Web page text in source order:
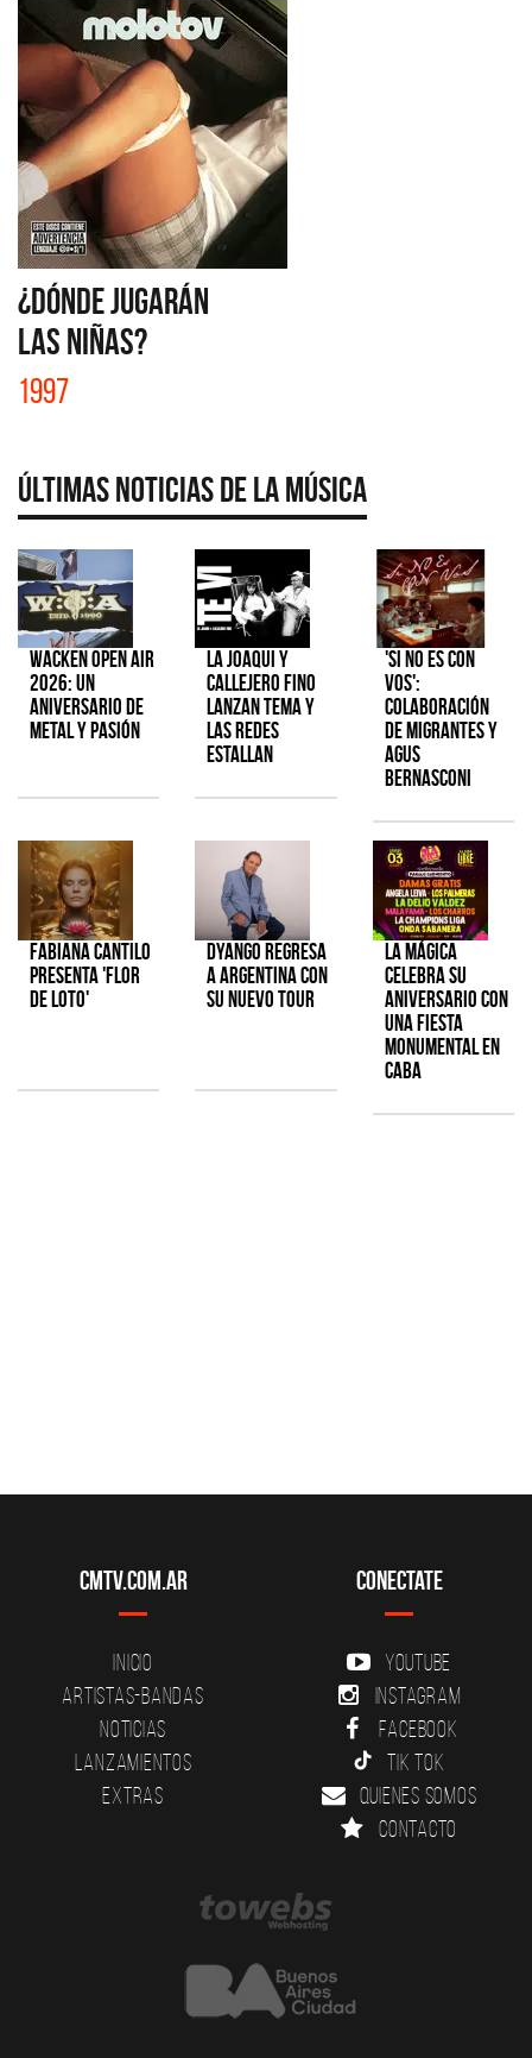
¿DÓNDE JUGARÁN
LAS NIÑAS?
1997
Últimas Noticias de la Música
Wacken Open Air
2026: Un
aniversario de
metal y pasión
La Joaqui y
Callejero Fino
lanzan tema y
las redes
estallan
'Si No Es Con
Vos':
colaboración
de Migrantes y
Agus
Bernasconi
Fabiana Cantilo
presenta 'Flor
de Loto'
Dyango regresa
a Argentina con
su nuevo tour
La Mágica
celebra su
aniversario con
una fiesta
monumental en
CABA
CMTV.com.ar
Inicio
Artistas-Bandas
Noticias
Lanzamientos
Extras
Conectate
YouTube
Instagram
Facebook
Tik Tok
Quienes somos
Contacto